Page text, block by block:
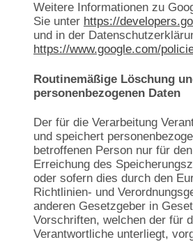
Weitere Informationen zu
Sie unter https://
und in der
https://www.google.com/
Routinemäßige Löschung
personenbezogenen Daten
Der für die Verarbeitung
und speichert
betroffenen Person nur für
Erreichung des
oder sofern dies durch den
Richtlinien- und
anderen Gesetzgeber in
Vorschriften, welchen der für
Verantwortliche unterliegt,